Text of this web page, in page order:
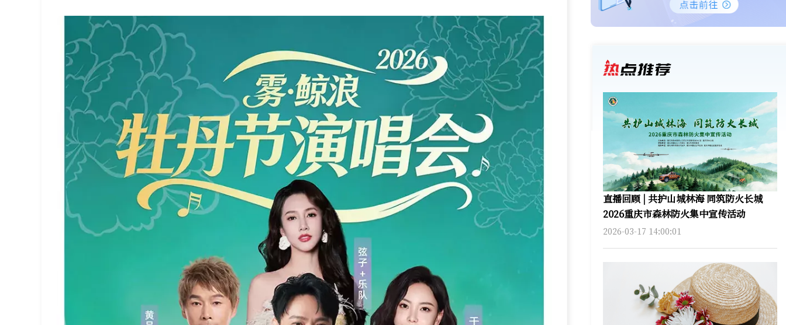
直播回顾 | 共护山城林海 同筑防火长城
2026重庆市森林防火集中宣传活动
2026-03-17 14:00:01